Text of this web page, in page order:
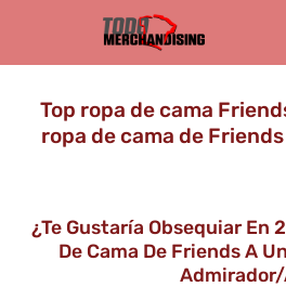
Top ropa de cama
ropa de cama de
¿Te Gustaría Obsequiar En
De Cama De Friends A